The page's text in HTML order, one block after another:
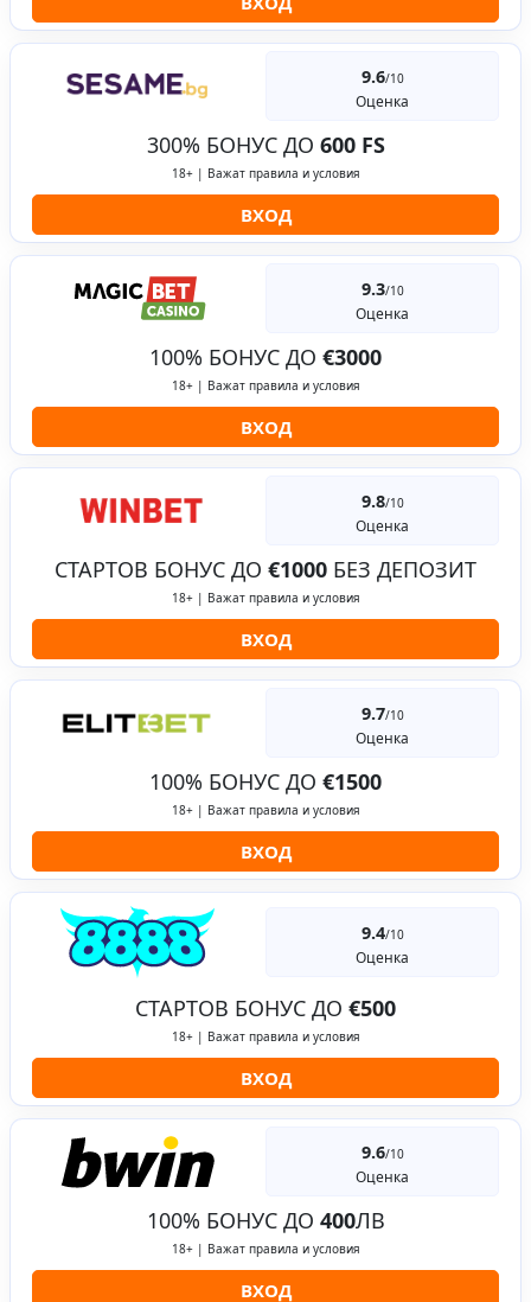
9.6/10
Оценка
300% БОНУС ДО 600 FS
18+ | Важат правила и условия
ВХОД
9.3/10
Оценка
100% БОНУС ДО €3000
18+ | Важат правила и условия
ВХОД
9.8/10
Оценка
СТАРТОВ БОНУС ДО €1000 БЕЗ ДЕПОЗИТ
18+ | Важат правила и условия
ВХОД
9.7/10
Оценка
100% БОНУС ДО €1500
18+ | Важат правила и условия
ВХОД
9.4/10
Оценка
СТАРТОВ БОНУС ДО €500
18+ | Важат правила и условия
ВХОД
9.6/10
Оценка
100% БОНУС ДО 400ЛВ
18+ | Важат правила и условия
ВХОД